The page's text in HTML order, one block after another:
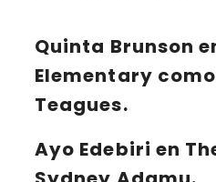
Quinta Brunson
Elementary
Teagues.
Ayo Edebiri en